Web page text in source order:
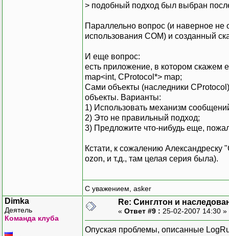
> подобный подход был выбран
Параллельно вопрос (и наверное не
использования COM) и созданный
И еще вопрос:
есть приложение, в котором скажем
map<int, CProtocol*> map;
Сами объекты (наследники
объекты. Варианты:
1) Использовать механизм
2) Это не правильный подход;
3) Предложите что-нибудь еще,
Кстати, к сожалению
ozon, и т.д., там целая серия была).
С уважением, asker
Dimka
Деятель
Команда клуба
Re: Синглтон и
« Ответ #9 : 25-02-2007 14:30 »
Опуская проблемы, описанные